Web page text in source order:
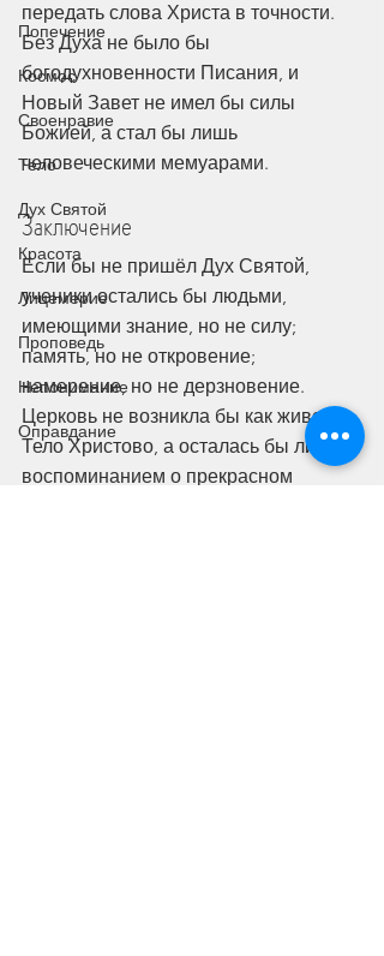
Попечение
Космос
Своенравие
Тело
Дух Святой
Красота
Лицемерие
Проповедь
Непонимание
Оправдание
передать слова Христа в точности.
Без Духа не было бы
богодухновенности Писания, и
Новый Завет не имел бы силы
Божией, а стал бы лишь
человеческими мемуарами.
Заключение
Если бы не пришёл Дух Святой,
ученики остались бы людьми,
имеющими знание, но не силу;
память, но не откровение;
намерение, но не дерзновение.
Церковь не возникла бы как живое
Тело Христово, а осталась бы лишь
воспоминанием о прекрасном